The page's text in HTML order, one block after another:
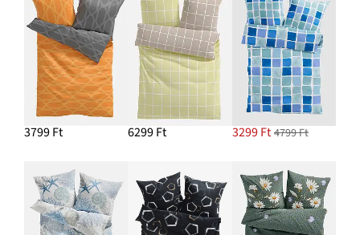
3799 Ft 6299 Ft 3299 Ft 4799 Ft